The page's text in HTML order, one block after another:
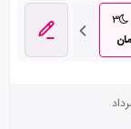
3
سه شنبه 27 مرداد
24,120,000 تومان